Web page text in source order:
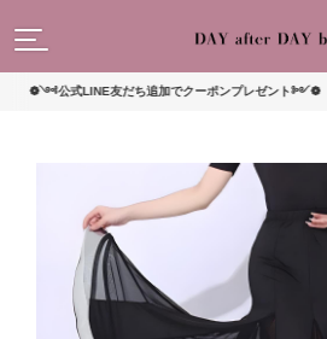
公式LINE友だち追加でクーポンプレゼント༻❁